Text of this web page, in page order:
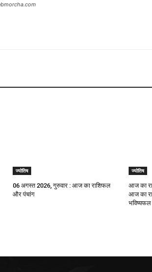
ज्योतिष
06 अगस्त 2026, गुरुवार : आज का राशिफल
और पंचांग
ज्योतिष
आज का
आज का
भविष्यफल